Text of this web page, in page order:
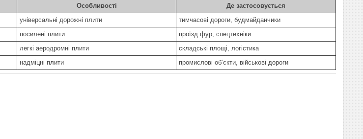
Особливості
Де застосовується
універсальні дорожні плити
тимчасові дороги, будмайданчики
посилені плити
проїзд фур, спецтехніки
легкі аеродромні плити
складські площі, логістика
надміцні плити промислові об’єкти, військові дороги